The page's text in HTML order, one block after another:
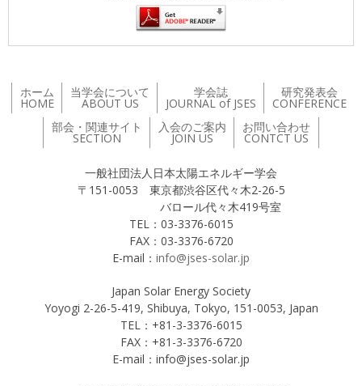
ホーム
HOME
当学会について
ABOUT US
学会誌
JOURNAL of JSES
研究発表会
CONFERENCE
部会・関連サイト
SECTION
入会のご案内
JOIN US
お問い合わせ
CONTCT US
一般社団法人日本太陽エネルギー学会
〒151-0053 東京都渋谷区代々木2-26-5
バロール代々木419号室
TEL：03-3376-6015
FAX：03-3376-6720
E-mail： info@jses-solar.jp
Japan Solar Energy Society
Yoyogi 2-26-5-419, Shibuya, Tokyo, 151-0053, Japan
TEL：+81-3-3376-6015
FAX：+81-3-3376-6720
E-mail：info@jses-solar.jp